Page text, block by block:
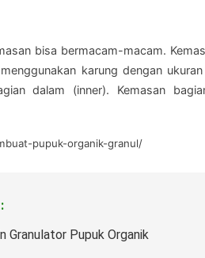
bisa bermacam-macam.
karung dengan
dalam (inner). Kemasan
pupuk-organik-granul/
Granulator Pupuk Organik